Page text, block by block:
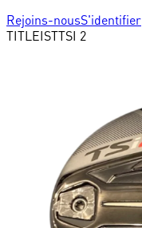
Rejoins-nousS'identifier
TITLEISTTSI 2